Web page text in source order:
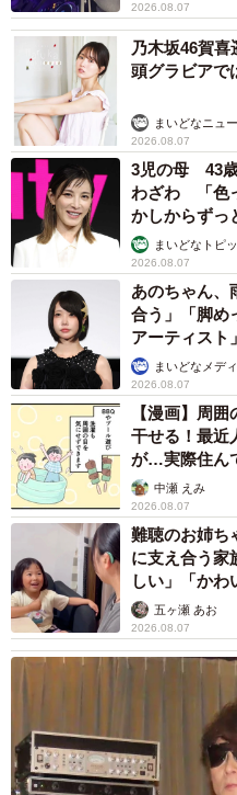
福岡 華やかなステージと
ズ子がスターへの階段を駆
で楽しい歌と踊りのステー
いろんな人と関わり、助け
人との物語」もとても見応
楽しんでいただけたらうれ
◇ ◇
『ブギウギ』
【出演】趣里 水上恒司
雪 水川あさみ 柳葉敏郎 ほ
【主題歌】「ハッピー☆ブ
【脚本】足立紳 櫻井剛
【音楽】服部隆之
【語り】高瀬耕造（NHK大
【放送時間】
▽NHK総合
毎週月曜～土曜 前8：00～
1:00（※土曜は一週間を振
毎週日曜（再）前11：00〜
翌・月曜（再）前4：45～5
曜版の再放送）
▽BSプレミアム・BS4K
2026.08.07
乃木坂46賀
頭グラビアで
まいどなニュ
2026.08.07
3児の母 43歳
わざわ 「色
かしからずっ
まいどなトピ
2026.08.07
あのちゃん、
合う」「脚め
アーティス
まいどなメデ
2026.08.07
【漫画】周
干せる！最
が…実際住ん
中瀬 えみ
2026.08.07
難聴のお姉
に支え合う家
しい」「かわ
五ヶ瀬 あお
2026.08.07